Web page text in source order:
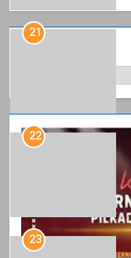
Arsip
21
22
23